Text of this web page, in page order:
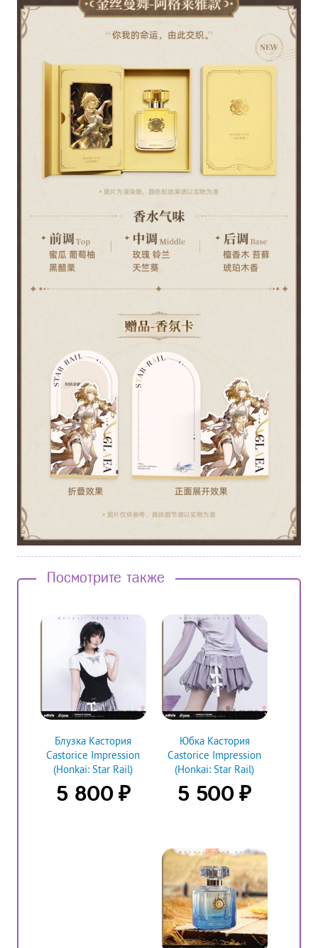
Посмотрите также
Блузка Кастория
Castorice Impression
(Honkai: Star Rail)
5 800 ₽
Юбка Кастория
Castorice Impression
(Honkai: Star Rail)
5 500 ₽